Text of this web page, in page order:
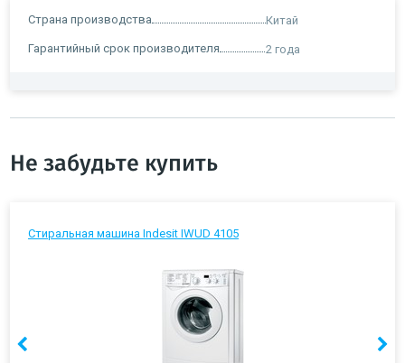
Страна производства Китай
Гарантийный срок производителя 2 года
Не забудьте купить
Стиральная машина Indesit IWUD 4105